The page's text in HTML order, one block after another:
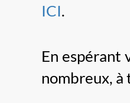
ICI.
En espérant
nombreux,